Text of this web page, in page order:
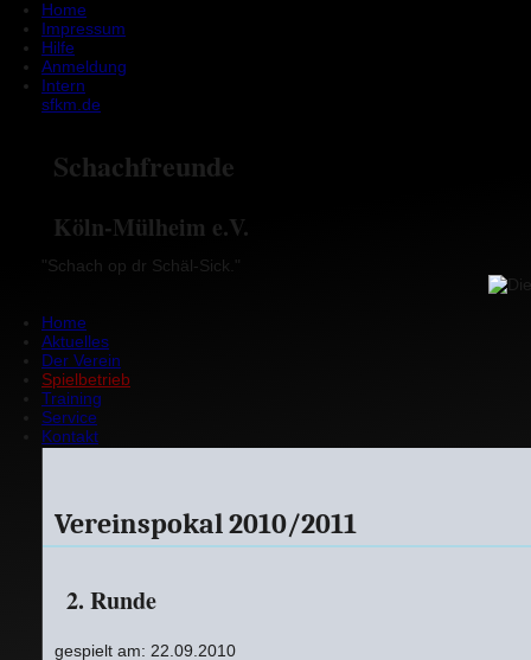
Home
Impressum
Hilfe
Anmeldung
Intern
sfkm.de
Schachfreunde
Köln-Mülheim e.V.
"Schach op dr Schäl-Sick."
Home
Aktuelles
Der Verein
Spielbetrieb
Training
Service
Kontakt
Vereinspokal 2010/2011
2. Runde
gespielt am: 22.09.2010